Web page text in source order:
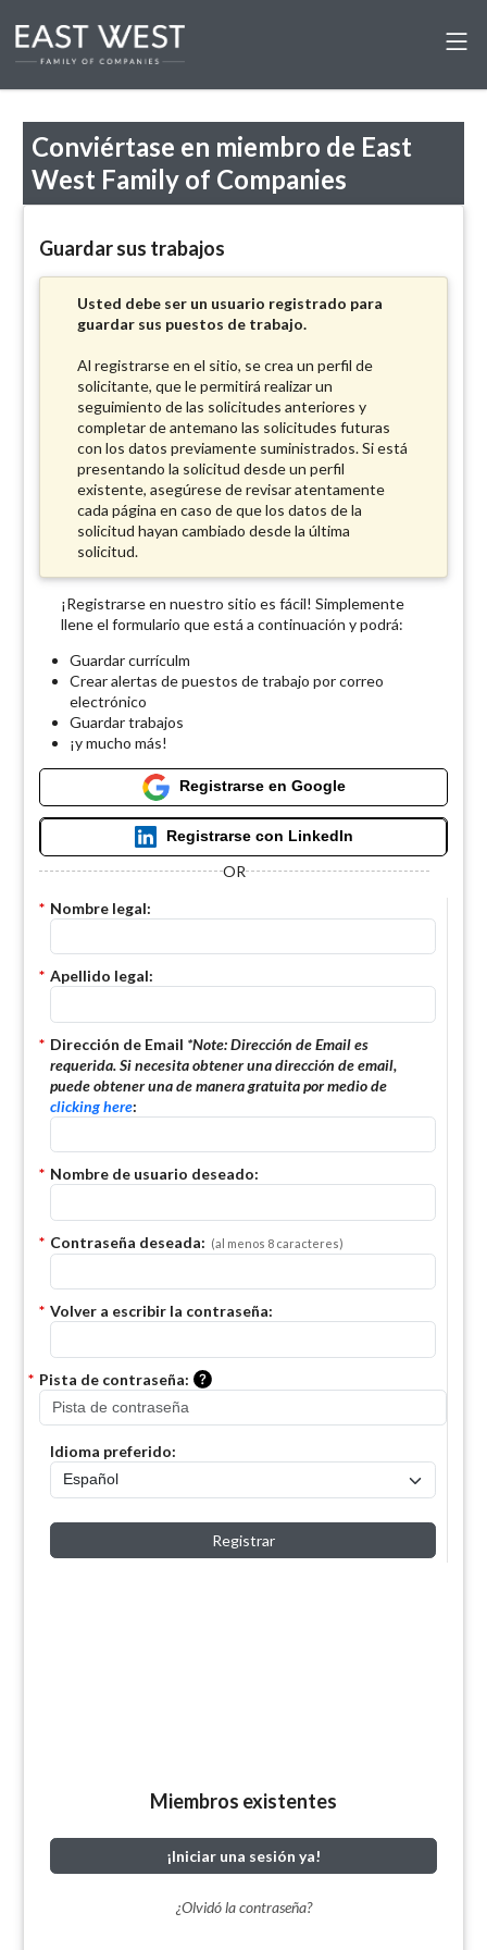
Conviértase en miembro de East
West Family of Companies
Guardar sus trabajos
Usted debe ser un usuario registrado para
guardar sus puestos de trabajo.
Al registrarse en el sitio, se crea un perfil de
solicitante, que le permitirá realizar un
seguimiento de las solicitudes anteriores y
completar de antemano las solicitudes futuras
con los datos previamente suministrados. Si está
presentando la solicitud desde un perfil
existente, asegúrese de revisar atentamente
cada página en caso de que los datos de la
solicitud hayan cambiado desde la última
solicitud.
¡Registrarse en nuestro sitio es fácil! Simplemente
llene el formulario que está a continuación y podrá:
Guardar currículm
Crear alertas de puestos de trabajo por correo
electrónico
Guardar trabajos
¡y mucho más!
Registrarse en Google
Registrarse con LinkedIn
OR
* Nombre legal:
* Apellido legal:
* Dirección de Email *Note:Dirección de Email es
requerida. Si necesita obtener una dirección de email,
puede obtener una de manera gratuita por medio de
clicking here:
* Nombre de usuario deseado:
* Contraseña deseada: (al menos 8 caracteres)
* Volver a escribir la contraseña:
* Pista de contraseña:
Idioma preferido:
Registrar
Miembros existentes
¡Iniciar una sesión ya!
¿Olvidó la contraseña?